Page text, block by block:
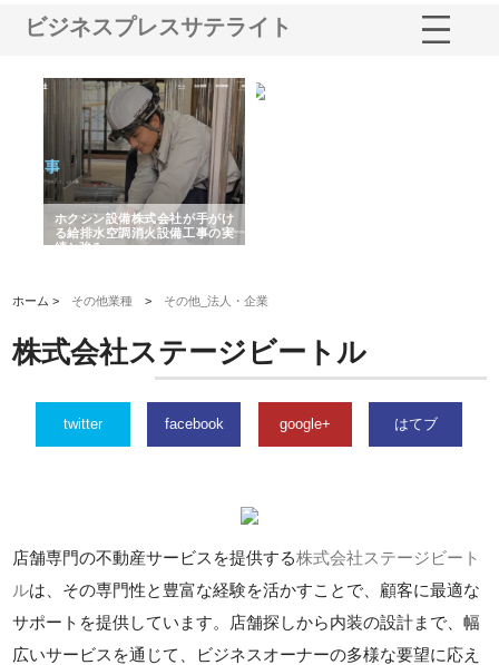
ビジネスプレスサテライト
ホクシン設備株式会社が手がけ
る給排水空調消火設備工事の実
績と強み
ホーム > その他業種 > その他_法人・企業
株式会社ステージビートル
twitter facebook google+ はてブ
店舗専門の不動産サービスを提供する株式会社ステージビート
ルは、その専門性と豊富な経験を活かすことで、顧客に最適な
サポートを提供しています。店舗探しから内装の設計まで、幅
広いサービスを通じて、ビジネスオーナーの多様な要望に応え